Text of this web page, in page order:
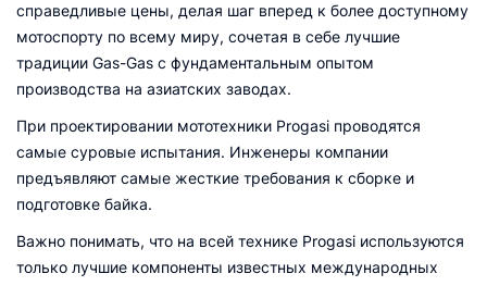
справедливые цены, делая шаг вперед к более доступному
мотоспорту по всему миру, cочетая в себе лучшие
традиции Gas-Gas с фундаментальным опытом
производства на азиатских заводах.
При проектировании мототехники Progasi проводятся
самые суровые испытания. Инженеры компании
предъявляют самые жесткие требования к сборке и
подготовке байка.
Важно понимать, что на всей технике Progasi используются
только лучшие компоненты известных международных